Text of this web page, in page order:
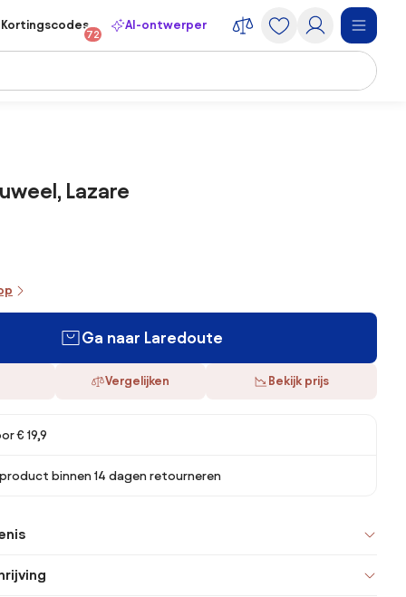
Kortingscodes
72
AI-ontwerper
Lazare
Ga naar Laredoute
Vergelijken Bekijk prijs
€ 19,9
binnen 14 dagen retourneren